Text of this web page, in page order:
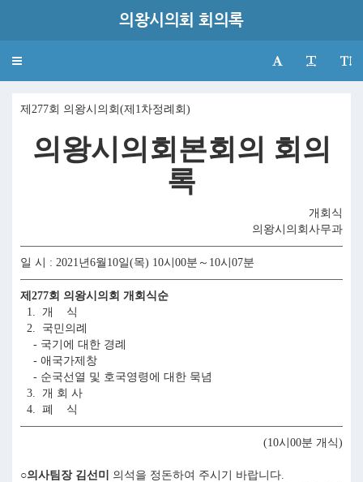
의왕시의회 회의록
Toggle
제277회 의왕시의회(제1차정례회)
의왕시의회본회의 회의
록
개회식
의왕시의회사무과
일 시 : 2021년6월10일(목) 10시00분～10시07분
제277회 의왕시의회 개회식순
1. 개 식
2. 국민의례
- 국기에 대한 경례
- 애국가제창
- 순국선열 및 호국영령에 대한 묵념
3. 개 회 사
4. 폐 식
(10시00분 개식)
○의사팀장 김선미
의석을 정돈하여 주시기 바랍니다.